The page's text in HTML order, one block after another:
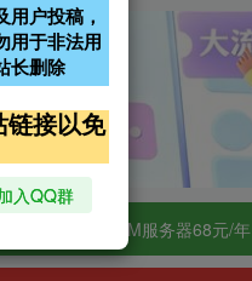
阿里云2核2G200M服务器68元/年
户投稿，
用于非法用
长删除
接以免
入QQ群